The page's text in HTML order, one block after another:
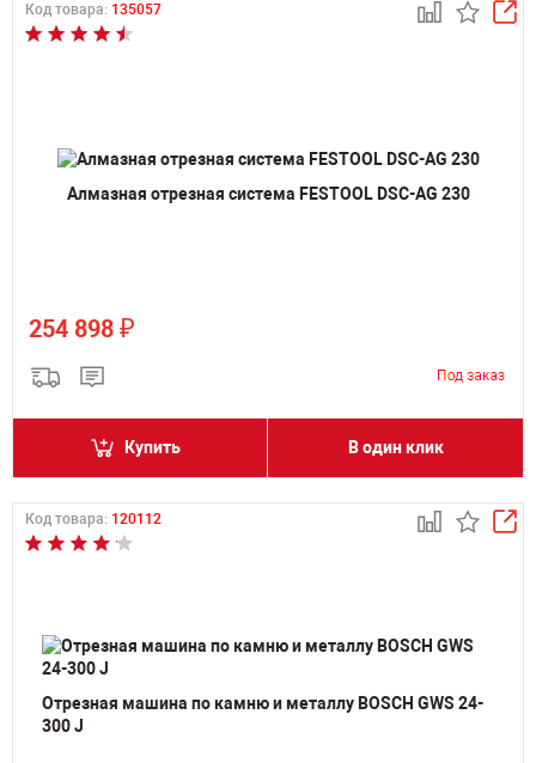
Код товара: 135057
Алмазная отрезная система FESTOOL DSC-AG 230
254 898 ₽
Купить В один клик
Код товара: 120112
Отрезная машина по камню и металлу BOSCH GWS 24-
300 J